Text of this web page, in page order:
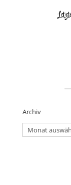
Archiv
Archiv